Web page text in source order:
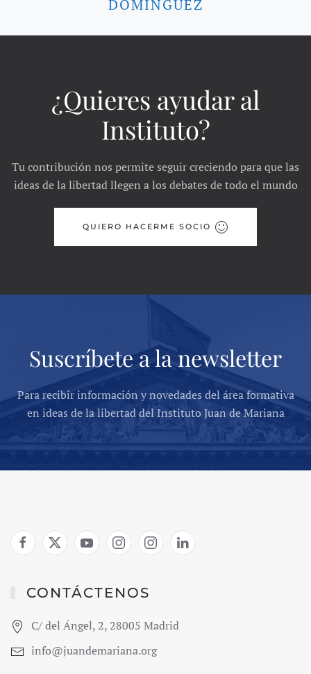
DOMÍNGUEZ
¿Quieres ayudar al
Instituto?
Tu contribución nos permite seguir creciendo para que las
ideas de la libertad llegen a los debates de todo el mundo
QUIERO HACERME SOCIO
Suscríbete a la newsletter
Para recibir información y novedades del área formativa
en ideas de la libertad del Instituto Juan de Mariana
CONTÁCTENOS
C/ del Ángel, 2, 28005 Madrid
info@juandemariana.org